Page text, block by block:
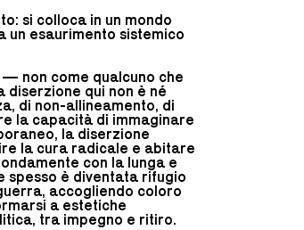
si colloca in un mondo
un esaurimento sistemico
non come qualcuno che
diserzione qui non è né
di non-allineamento, di
la capacità di immaginare
la diserzione
la cura radicale e abitare
con la lunga e
spesso è diventata rifugio
accogliendo coloro
a estetiche
tra impegno e ritiro.